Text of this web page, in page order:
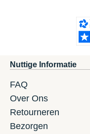
Nuttige Informatie
FAQ
Over Ons
Retourneren
Bezorgen